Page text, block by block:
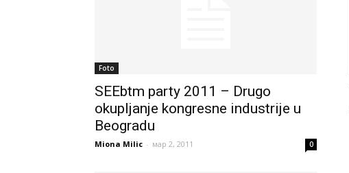
Foto
SEEbtm party 2011 – Drugo
okupljanje kongresne industrije u
Beogradu
Miona Milic - мар 2, 2011 0